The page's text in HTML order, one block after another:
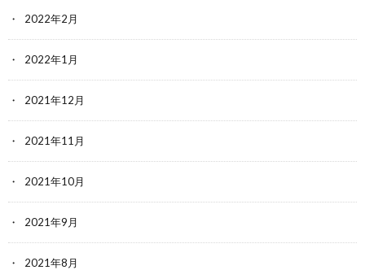
2022年2月
2022年1月
2021年12月
2021年11月
2021年10月
2021年9月
2021年8月